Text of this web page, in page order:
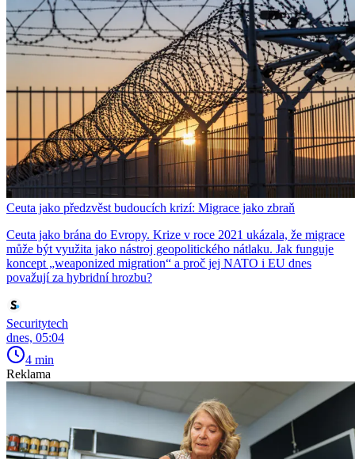
Ceuta jako předzvěst budoucích krizí: Migrace jako zbraň
Ceuta jako brána do Evropy. Krize v roce 2021 ukázala, že migrace
může být využita jako nástroj geopolitického nátlaku. Jak funguje
koncept „weaponized migration“ a proč jej NATO i EU dnes
považují za hybridní hrozbu?
Securitytech
dnes, 05:04
4 min
Reklama